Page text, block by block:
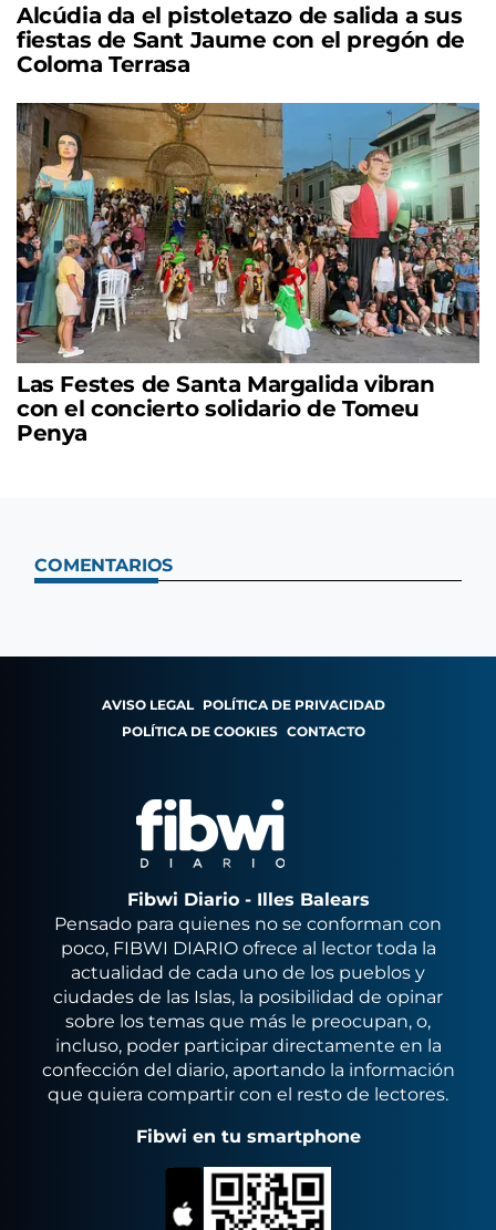
Alcúdia da el pistoletazo de salida a sus
fiestas de Sant Jaume con el pregón de
Coloma Terrasa
Las Festes de Santa Margalida vibran
con el concierto solidario de Tomeu
Penya
COMENTARIOS
AVISO LEGAL POLÍTICA DE PRIVACIDAD
POLÍTICA DE COOKIES CONTACTO
Fibwi Diario - Illes Balears
Pensado para quienes no se conforman con
poco, FIBWI DIARIO ofrece al lector toda la
actualidad de cada uno de los pueblos y
ciudades de las Islas, la posibilidad de opinar
sobre los temas que más le preocupan, o,
incluso, poder participar directamente en la
confección del diario, aportando la información
que quiera compartir con el resto de lectores.
Fibwi en tu smartphone